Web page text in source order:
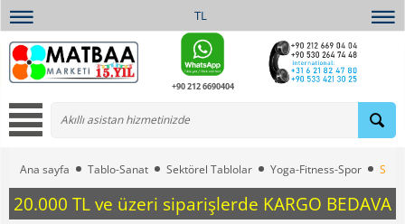
TL
+90 212 6690404
Ana sayfa Tablo-Sanat Sektörel Tablolar Yoga-Fitness-Spor
20.000 TL ve üzeri siparişlerde KARGO BEDAVA